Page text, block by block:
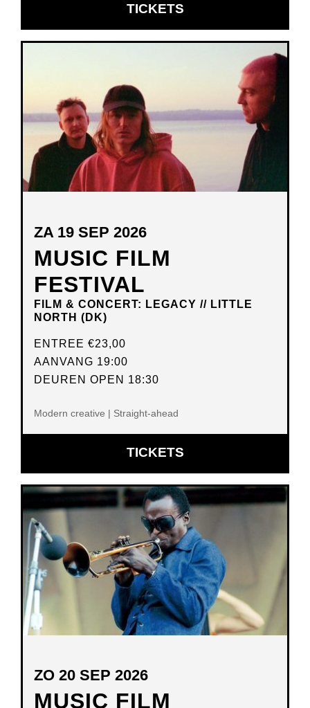
TICKETSOPENT
IN
VENSTER
MUSIC FILM
FESTIVAL
FILM & CONCERT: LEGACY // LITTLE
NORTH (DK)
ZA 19 SEP 2026
ENTREE €23,00
AANVANG 19:00
DEUREN OPEN 18:30
Modern creative | Straight-ahead
TICKETSOPENT
IN
NIEUW
VENSTER
MUSIC FILM
ZO 20 SEP 2026